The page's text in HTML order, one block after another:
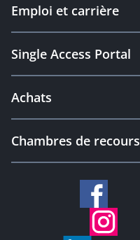
Emploi et carrière
Single Access Portal
Achats
Chambres de recours